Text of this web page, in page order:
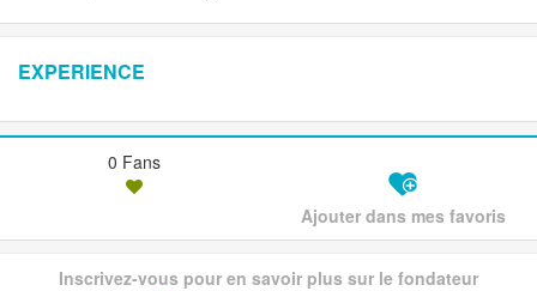
EXPERIENCE
0 Fans
Ajouter dans mes favoris
Inscrivez-vous pour en savoir plus sur le fondateur